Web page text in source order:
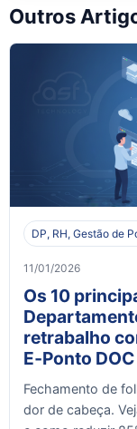
Outros
DP, RH, Gestão de
11/01/2026
Os 10
retrabalho
E‑Ponto DOC
Fechamento de
dor de cabeça.